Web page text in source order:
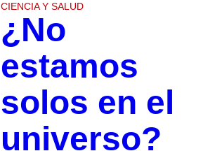
CIENCIA Y SALUD
¿No
estamos
solos en el
universo?